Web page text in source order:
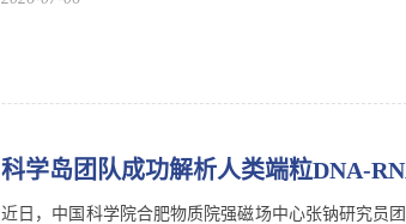
科学岛团队成功解析人类端粒DNA-
近日，中国科学院合肥物质院强磁场中心张钠研究员